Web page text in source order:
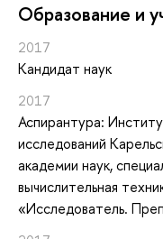
Oбразование и
2017
Кандидат наук
2017
Аспирантура:
исследований
академии наук,
вычислительная
«Исследователь.